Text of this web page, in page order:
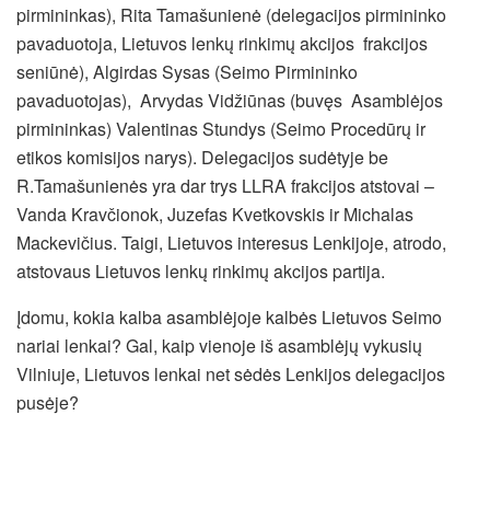
pirmininkas), Rita Tamašunienė (delegacijos pirmininko
pavaduotoja, Lietuvos lenkų rinkimų akcijos frakcijos
seniūnė), Algirdas Sysas (Seimo Pirmininko
pavaduotojas), Arvydas Vidžiūnas (buvęs Asamblėjos
pirmininkas) Valentinas Stundys (Seimo Procedūrų ir
etikos komisijos narys). Delegacijos sudėtyje be
R.Tamašunienės yra dar trys LLRA frakcijos atstovai –
Vanda Kravčionok, Juzefas Kvetkovskis ir Michalas
Mackevičius. Taigi, Lietuvos interesus Lenkijoje, atrodo,
atstovaus Lietuvos lenkų rinkimų akcijos partija.
Įdomu, kokia kalba asamblėjoje kalbės Lietuvos Seimo
nariai lenkai? Gal, kaip vienoje iš asamblėjų vykusių
Vilniuje, Lietuvos lenkai net sėdės Lenkijos delegacijos
pusėje?